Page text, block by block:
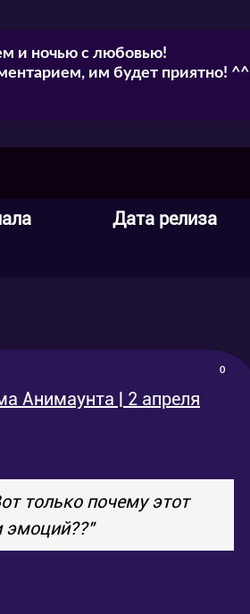
и ночью с любовью!
им будет приятно! ^^
Дата релиза
0
Анимаунта | 2 апреля
только почему этот
эмоций??"